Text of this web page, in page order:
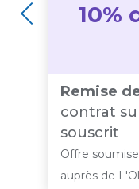
10%
Remise
contrat
souscrit
Offre
auprès de